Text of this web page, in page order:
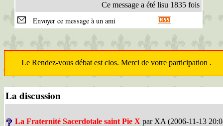
Ce message a été lisu 1835 fois
Envoyer ce message à un ami
Le Rendez-vous débat est clos. Merci de votre participation .
La discussion
La Fraternité Sacerdotale saint Pie X par XA (2006-11-13